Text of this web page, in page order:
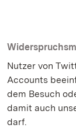
Nutzer von
Accounts
dem Besuch
damit auch
darf.